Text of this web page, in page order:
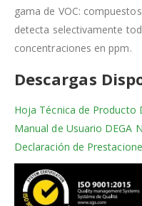
gama de VOC:
detecta selectivamente
concentraciones en ppm.
Descargas
Hoja Técnica de Producto
Manual de Usuario DEGA
Declaración de